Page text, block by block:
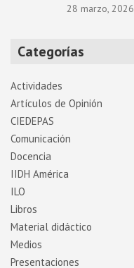
28 marzo, 2026
Categorías
Actividades
Artí­culos de Opinión
CIEDEPAS
Comunicación
Docencia
IIDH América
ILO
Libros
Material didáctico
Medios
Presentaciones